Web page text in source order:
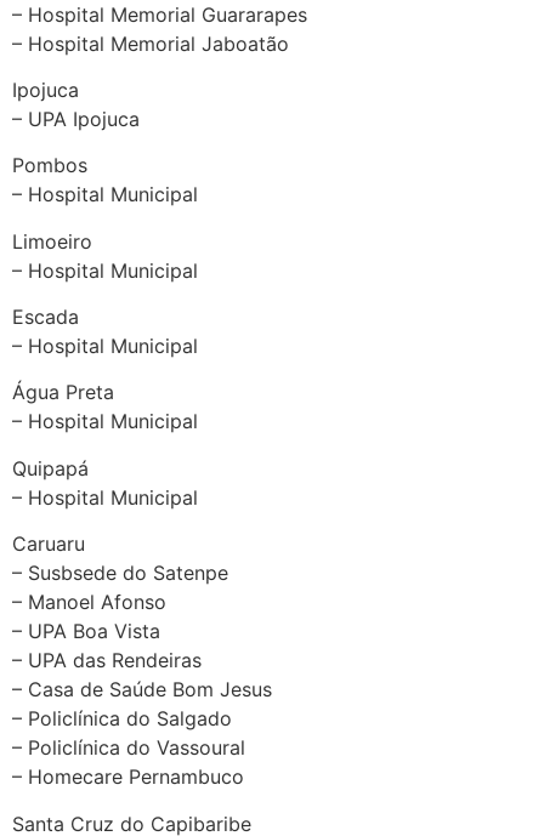
– Hospital Memorial Guararapes
– Hospital Memorial Jaboatão
Ipojuca
– UPA Ipojuca
Pombos
– Hospital Municipal
Limoeiro
– Hospital Municipal
Escada
– Hospital Municipal
Água Preta
– Hospital Municipal
Quipapá
– Hospital Municipal
Caruaru
– Susbsede do Satenpe
– Manoel Afonso
– UPA Boa Vista
– UPA das Rendeiras
– Casa de Saúde Bom Jesus
– Policlínica do Salgado
– Policlínica do Vassoural
– Homecare Pernambuco
Santa Cruz do Capibaribe